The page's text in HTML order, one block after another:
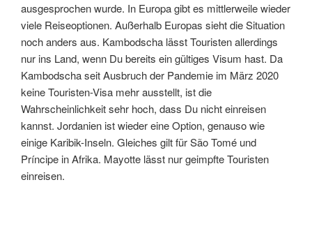
ausgesprochen wurde. In Europa gibt es mittlerweile wieder
viele Reiseoptionen. Außerhalb Europas sieht die Situation
noch anders aus. Kambodscha lässt Touristen allerdings
nur ins Land, wenn Du bereits ein gültiges Visum hast. Da
Kambodscha seit Ausbruch der Pandemie im März 2020
keine Touristen-Visa mehr ausstellt, ist die
Wahrscheinlichkeit sehr hoch, dass Du nicht einreisen
kannst. Jordanien ist wieder eine Option, genauso wie
einige Karibik-Inseln. Gleiches gilt für São Tomé und
Príncipe in Afrika. Mayotte lässt nur geimpfte Touristen
einreisen.